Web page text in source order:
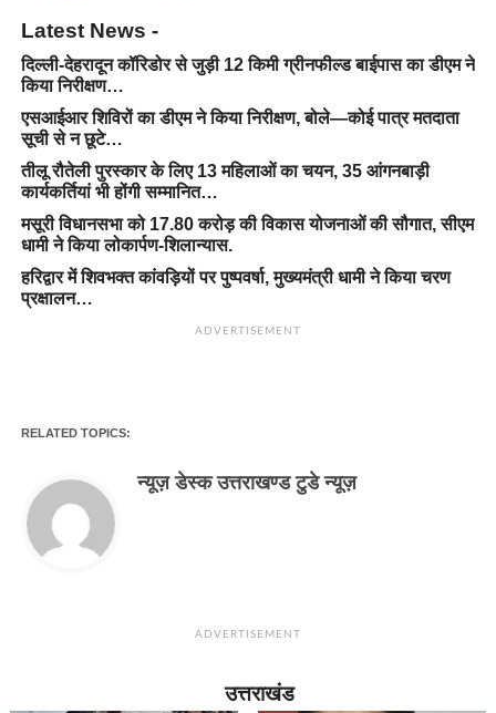
Latest News -
दिल्ली-देहरादून कॉरिडोर से जुड़ी 12 किमी ग्रीनफील्ड बाईपास का डीएम ने
किया निरीक्षण…
एसआईआर शिविरों का डीएम ने किया निरीक्षण, बोले—कोई पात्र मतदाता
सूची से न छूटे…
तीलू रौतेली पुरस्कार के लिए 13 महिलाओं का चयन, 35 आंगनबाड़ी
कार्यकर्तियां भी होंगी सम्मानित…
मसूरी विधानसभा को 17.80 करोड़ की विकास योजनाओं की सौगात, सीएम
धामी ने किया लोकार्पण-शिलान्यास.
हरिद्वार में शिवभक्त कांवड़ियों पर पुष्पवर्षा, मुख्यमंत्री धामी ने किया चरण
प्रक्षालन…
ADVERTISEMENT
RELATED TOPICS:
न्यूज़ डेस्क उत्तराखण्ड टुडे न्यूज़
ADVERTISEMENT
उत्तराखंड